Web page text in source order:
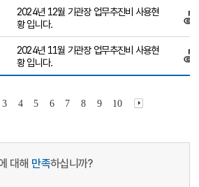
2024년 12월 기관장 업무추진비 사용현
황 입니다.
2024년 11월 기관장 업무추진비 사용현
황 입니다.
3 4 5 6 7 8 9 10
대해 만족하십니까?